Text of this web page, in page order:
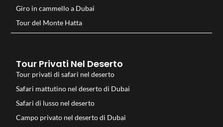
Giro in cammello a Dubai
Tour del Monte Hatta
Tour Privati Nel Deserto
Tour privati di safari nel deserto
Safari mattutino nel deserto di Dubai
Safari di lusso nel deserto
Campo privato nel deserto di Dubai